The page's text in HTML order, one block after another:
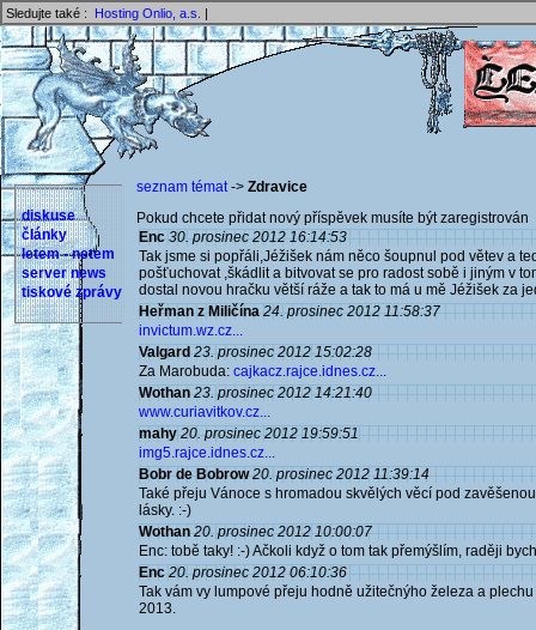
Sledujte také : Hosting Onlio, a.s. |
diskuse
články
letem - netem
server news
tiskové zprávy
seznam témat-> Zdravice
Pokud chcete přidat nový příspěvek musíte být
Enc 30. prosinec 2012 16:14:53
Tak jsme si popřáli,Jéžišek nám něco šoupnul pod větev a
pošťuchovat ,škádlit a bitvovat se pro radost sobě i jiným v
dostal novou hračku větší ráže a tak to má u mě Jéžišek za
Heřman z Miličína 24. prosinec 2012 11:58:37
invictum.wz.cz...
Valgard 23. prosinec 2012 15:02:28
Za Marobuda: cajkacz.rajce.idnes.cz...
Wothan 23. prosinec 2012 14:21:40
www.curiavitkov.cz...
mahy 20. prosinec 2012 19:59:51
img5.rajce.idnes.cz...
Bobr de Bobrow 20. prosinec 2012 11:39:14
Také přeju Vánoce s hromadou skvělých věcí pod
lásky. :-)
Wothan 20. prosinec 2012 10:00:07
Enc: tobě taky! :-) Ačkoli když o tom tak přemýšlím, raději
Enc 20. prosinec 2012 06:10:36
Tak vám vy lumpové přeju hodně užitečnýho železa a
2013.